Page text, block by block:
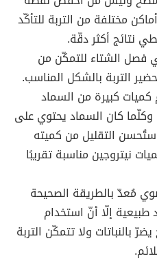
مختلفة من التربة للتأكّد
نتائج أكثر دقّة.
فصل الشتاء للتمكّن من
التربة بالشكل المناسب.
كبيرة من السماد
كان السماد يحتوي على
التقليل من كميته
نيتروجين مناسبة تقريبًا
مُعدّ بالطريقة الصحيحة
إلّا أنّ استخدام
بالنباتات ولا تتمكّن التربة